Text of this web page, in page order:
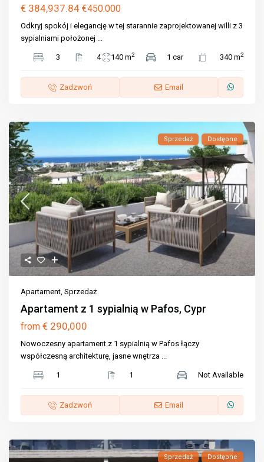
€ 384,937.84€450.000
Odkryj spokój i elegancję w tej starannie zaprojektowanej willi z 3
sypialniami położonej ...
3 4 140 m2 1 car 340 m2
Zadzwoń Email
Sprzedaż Dostępne
Apartament,Sprzedaż
Apartament z 1 sypialnią w Pafos, Cypr
from € 290,000
Nowoczesny apartament z 1 sypialnią w Pafos łączy
współczesną architekturę, jasne wnętrza ...
1 1 Not Available
Zadzwoń Email
Sprzedaż Dostępne